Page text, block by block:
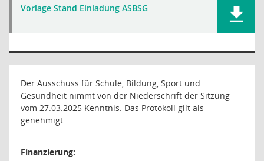
Vorlage Stand Einladung ASBSG
Der Ausschuss für Schule, Bildung, Sport und
Gesundheit nimmt von der Niederschrift der Sitzung
vom 27.03.2025 Kenntnis. Das Protokoll gilt als
genehmigt.
Finanzierung: